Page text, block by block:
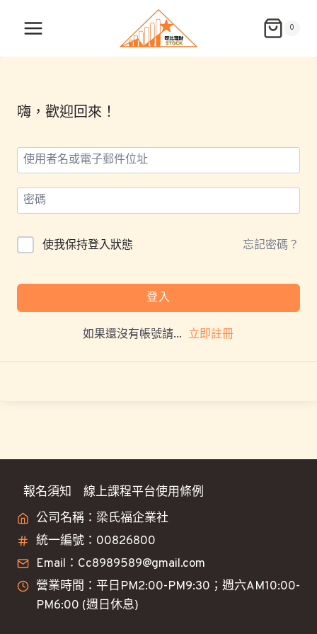
0
嗨，歡迎回來！
使我保持登入狀態 忘記密碼？
登入
如果還沒有帳號請... 立即註冊
報名須知
線上課程平台使用條例
公司名稱：梁氏福企業社
統一編號：00826800
Email：Cc8989589@gmail.com
營業時間：平日PM2:00-PM9:30；週六AM10:00-
PM6:00 (週日休息)